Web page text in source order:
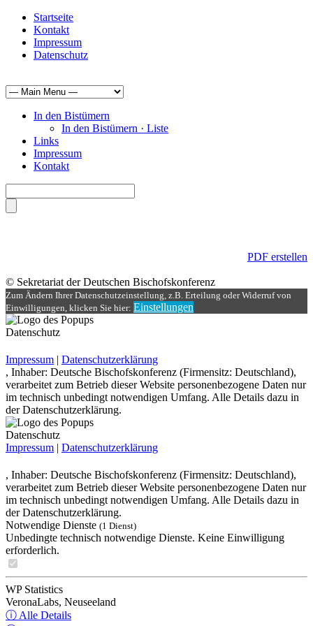
Startseite
Kontakt
Impressum
Datenschutz
In den Bistümern
In den Bistümern · Liste
Links
Impressum
Kontakt
PDF erstellen
© Sekretariat der Deutschen Bischofskonferenz
Zum Ändern Ihrer Datenschutzeinstellung, z.B. Erteilung oder Widerruf von
Einwilligungen, klicken Sie hier: Einstellungen
Datenschutz
Impressum | Datenschutzerklärung
, Inhaber: Deutsche Bischofskonferenz (Firmensitz: Deutschland),
verarbeitet zum Betrieb dieser Website personenbezogene Daten nur
im technisch unbedingt notwendigen Umfang. Alle Details dazu in
der Datenschutzerklärung.
Datenschutz
Impressum | Datenschutzerklärung
, Inhaber: Deutsche Bischofskonferenz (Firmensitz: Deutschland),
verarbeitet zum Betrieb dieser Website personenbezogene Daten nur
im technisch unbedingt notwendigen Umfang. Alle Details dazu in
der Datenschutzerklärung.
Notwendige Dienste (1 Dienst)
Unbedingte technisch notwendige Dienste. Keine Einwilligung
erforderlich.
WP Statistics
VeronaLabs, Neuseeland
ⓘ Alle Details